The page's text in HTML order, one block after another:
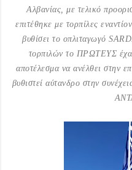
Αλβανίας, με τελικό
επιτέθηκε με τορπίλες
βυθίσει το οπλιταγωγό
τορπιλών το ΠΡΩΤΕΥΣ
αποτέλεσμα να ανέλθει στην
βυθιστεί αύτανδρο στην